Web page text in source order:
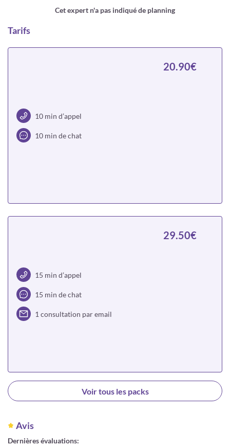
Cet expert n'a pas indiqué de planning
Tarifs
10 min d’appel
10 min de chat
20.90€
15 min d’appel
15 min de chat
1 consultation par email
29.50€
Choisir
Voir tous les packs
Avis
Dernières évaluations: